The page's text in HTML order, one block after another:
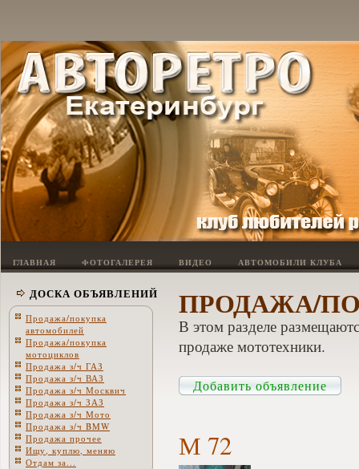
ГЛАВНАЯ ФОТОГАЛЕРЕЯ ВИДЕО АВТОМОБИЛИ КЛУБА
ДОСКА ОБЪЯВЛЕНИЙ
Продажа/покупка
автомобилей
Продажа/покупка
мотоциклов
Продажа з/ч ГАЗ
Продажа з/ч ВАЗ
Продажа з/ч Москвич
Продажа з/ч ЗАЗ
Продажа з/ч Мото
Продажа з/ч BMW
Продажа прочее
Ищу, куплю, меняю
Отдам за...
ПРОДАЖА/
В этом разделе
продаже мототехники.
Добавить объявление
М 72